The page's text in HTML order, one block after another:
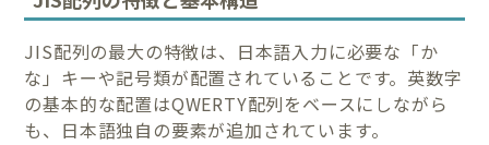
JIS配列の最大の特徴は、日本語入力に必要な「か
な」キーや記号類が配置されていることです。英数字
の基本的な配置はQWERTY配列をベースにしながら
も、日本語独自の要素が追加されています。